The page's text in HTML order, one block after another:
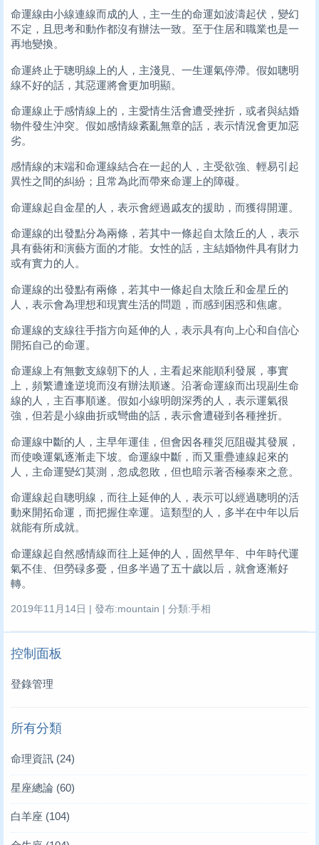
命運線由小線連線而成的人，主一生的命運如波濤起伏，變幻
不定，且思考和動作都沒有辦法一致。至于住居和職業也是一
再地變換。
命運終止于聰明線上的人，主淺見、一生運氣停滯。假如聰明
線不好的話，其惡運將會更加明顯。
命運線止于感情線上的，主愛情生活會遭受挫折，或者與結婚
物件發生沖突。假如感情線紊亂無章的話，表示情況會更加惡
劣。
感情線的末端和命運線結合在一起的人，主受欲強、輕易引起
異性之間的糾紛；且常為此而帶來命運上的障礙。
命運線起自金星的人，表示會經過戚友的援助，而獲得開運。
命運線的出發點分為兩條，若其中一條起自太陰丘的人，表示
具有藝術和演藝方面的才能。女性的話，主結婚物件具有財力
或有實力的人。
命運線的出發點有兩條，若其中一條起自太陰丘和金星丘的
人，表示會為理想和現實生活的問題，而感到困惑和焦慮。
命運線的支線往手指方向延伸的人，表示具有向上心和自信心
開拓自己的命運。
命運線上有無數支線朝下的人，主看起來能順利發展，事實
上，頻繁遭逢逆境而沒有辦法順遂。沿著命運線而出現副生命
線的人，主百事順遂。假如小線明朗深秀的人，表示運氣很
強，但若是小線曲折或彎曲的話，表示會遭碰到各種挫折。
命運線中斷的人，主早年運佳，但會因各種災厄阻礙其發展，
而使喚運氣逐漸走下坡。命運線中斷，而又重疊連線起來的
人，主命運變幻莫測，忽成忽敗，但也暗示著否極泰來之意。
命運線起自聰明線，而往上延伸的人，表示可以經過聰明的活
動來開拓命運，而把握住幸運。這類型的人，多半在中年以后
就能有所成就。
命運線起自然感情線而往上延伸的人，固然早年、中年時代運
氣不佳、但勞碌多憂，但多半過了五十歲以后，就會逐漸好
轉。
2019年11月14日 | 發布:mountain | 分類:手相
控制面板
登錄管理
所有分類
命理資訊 (24)
星座總論 (60)
白羊座 (104)